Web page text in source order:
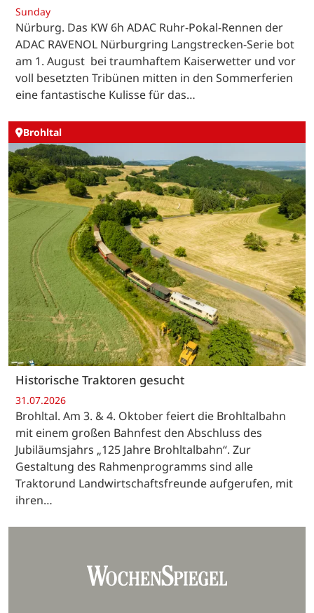
Sunday
Nürburg. Das KW 6h ADAC Ruhr-Pokal-Rennen der
ADAC RAVENOL Nürburgring Langstrecken-Serie bot
am 1. August bei traumhaftem Kaiserwetter und vor
voll besetzten Tribünen mitten in den Sommerferien
eine fantastische Kulisse für das…
Brohltal
Historische Traktoren gesucht
31.07.2026
Brohltal. Am 3. & 4. Oktober feiert die Brohltalbahn
mit einem großen Bahnfest den Abschluss des
Jubiläumsjahrs „125 Jahre Brohltalbahn“. Zur
Gestaltung des Rahmenprogramms sind alle
Traktorund Landwirtschaftsfreunde aufgerufen, mit
ihren…